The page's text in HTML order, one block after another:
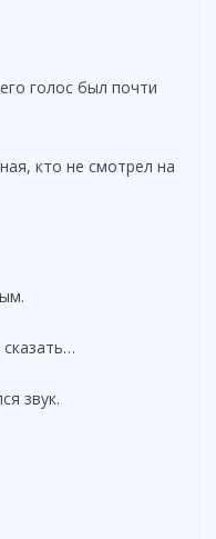
голос был почти
кто не смотрел на
звук.